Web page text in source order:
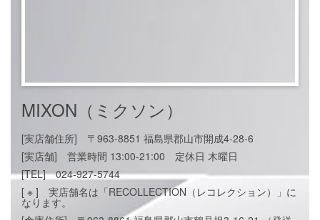
MIXON（ミクソン）
[実店舗住所] 〒963-8851 福島県郡山市開成4-28-6
[実店舗] 営業時間 13:00-21:00 定休日 木曜日
[TEL] 024-927-5744
[ ※ ] 実店舗名は「RECOLLECTION（レコレクション）」に
なります。